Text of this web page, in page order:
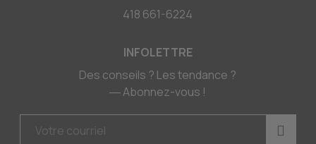
418 661-6224
INFOLETTRE
Des conseils ? Les tendance ?
― Abonnez-vous !